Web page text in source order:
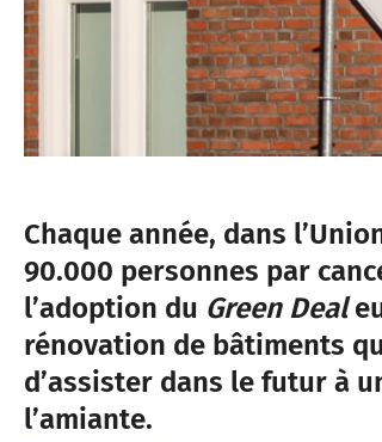
Chaque année, dans
90.000 personnes par
l’adoption du Green Deal
rénovation de bâtiments
d’assister dans le futur à
l’amiante.